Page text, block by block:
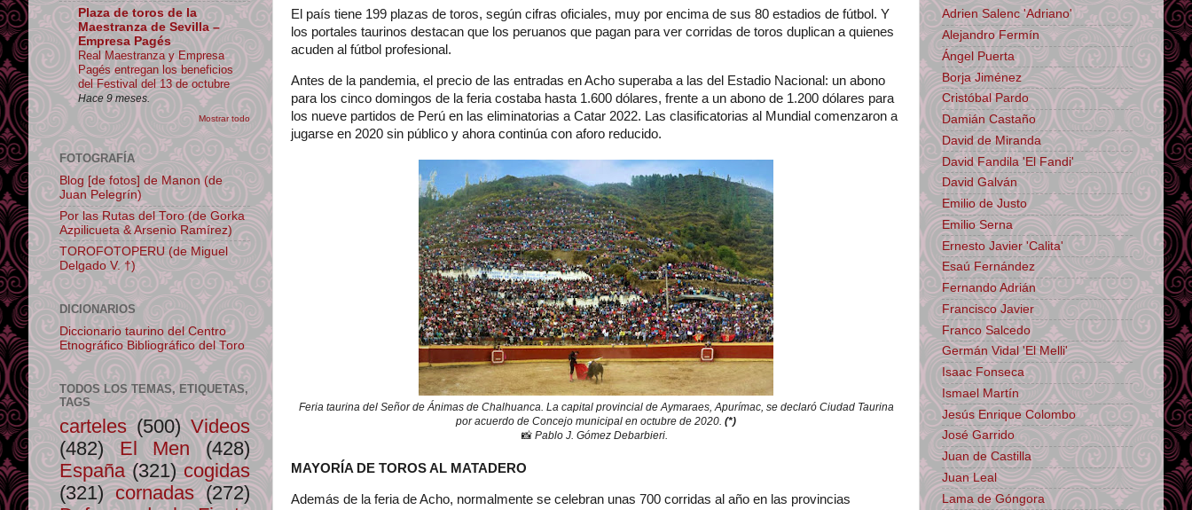
El país tiene 199 plazas de toros, según cifras oficiales, muy por encima de sus 80 estadios de fútbol. Y
los portales taurinos destacan que los peruanos que pagan para ver corridas de toros duplican a quienes
acuden al fútbol profesional.
Antes de la pandemia, el precio de las entradas en Acho superaba a las del Estadio Nacional: un abono
para los cinco domingos de la feria costaba hasta 1.600 dólares, frente a un abono de 1.200 dólares para
los nueve partidos de Perú en las eliminatorias a Catar 2022. Las clasificatorias al Mundial comenzaron a
jugarse en 2020 sin público y ahora continúa con aforo reducido.
Feria taurina del Señor de Ánimas de Chalhuanca. La capital provincial de Aymaraes, Apurímac, se declaró Ciudad Taurina
por acuerdo de Concejo municipal en octubre de 2020. (*)
📸 Pablo J. Gómez Debarbieri.
MAYORÍA DE TOROS AL MATADERO
Además de la feria de Acho, normalmente se celebran unas 700 corridas al año en las provincias
Plaza de toros de la
Maestranza de Sevilla –
Empresa Pagés
Real Maestranza y Empresa
Pagés entregan los beneficios
del Festival del 13 de octubre
Hace 9 meses.
Mostrar todo
FOTOGRAFÍA
Blog [de fotos] de Manon (de
Juan Pelegrín)
Por las Rutas del Toro (de Gorka
Azpilicueta & Arsenio Ramírez)
TOROFOTOPERU (de Miguel
Delgado V. †)
DICIONARIOS
Diccionario taurino del Centro
Etnográfico Bibliográfico del Toro
TODOS LOS TEMAS, ETIQUETAS,
TAGS
carteles (500) Videos
(482)
El Men
(428)
España (321) cogidas
(321) cornadas (272)
Adrien Salenc 'Adriano'
Alejandro Fermín
Ángel Puerta
Borja Jiménez
Cristóbal Pardo
Damián Castaño
David de Miranda
David Fandila 'El Fandi'
David Galván
Emilio de Justo
Emilio Serna
Ernesto Javier 'Calita'
Esaú Fernández
Fernando Adrián
Francisco Javier
Franco Salcedo
Germán Vidal 'El Melli'
Isaac Fonseca
Ismael Martín
Jesús Enrique Colombo
José Garrido
Juan de Castilla
Juan Leal
Lama de Góngora